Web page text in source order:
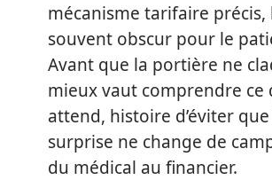
mécanisme tarifaire précis,
souvent obscur pour le
Avant que la portière ne
mieux vaut comprendre ce
attend, histoire d’éviter
surprise ne change de
du médical au financier.